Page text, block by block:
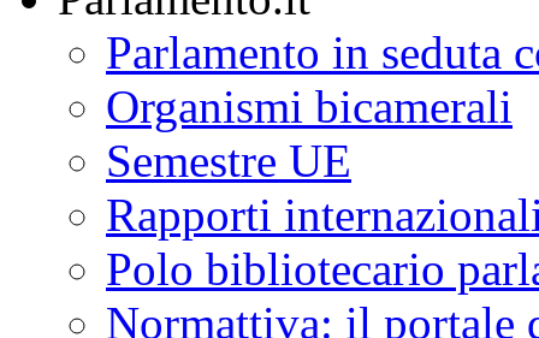
Parlamento in seduta
Organismi bicamerali
Semestre UE
Rapporti
Polo bibliotecario
Normattiva: il portale